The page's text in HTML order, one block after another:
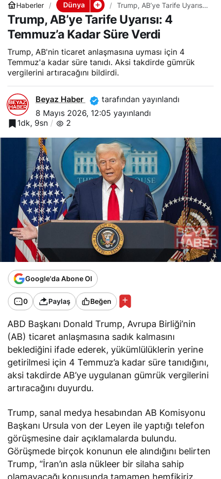
Haberler Dünya
Trump, AB’ye Tarife Uyarısı:
4 Temmuz’a Kadar Süre
Verdi
Trump, AB’ye Tarife Uyarısı: 4
Temmuz’a Kadar Süre Verdi
Trump, AB'nin ticaret anlaşmasına uyması için 4
Temmuz'a kadar süre tanıdı. Aksi takdirde gümrük
vergilerini artıracağını bildirdi.
Beyaz Haber
tarafından yayınlandı
8 Mayıs 2026, 12:05 yayınlandı
1dk, 9sn
2
Google'da Abone Ol
0 Paylaş Beğen
ABD Başkanı Donald Trump, Avrupa Birliği’nin
(AB) ticaret anlaşmasına sadık kalmasını
beklediğini ifade ederek, yükümlülüklerin yerine
getirilmesi için 4 Temmuz’a kadar süre tanıdığını,
aksi takdirde AB’ye uygulanan gümrük vergilerini
artıracağını duyurdu.
Trump, sanal medya hesabından AB Komisyonu
Başkanı Ursula von der Leyen ile yaptığı telefon
görüşmesine dair açıklamalarda bulundu.
Görüşmede birçok konunun ele alındığını belirten
Trump, “İran’ın asla nükleer bir silaha sahip
olamayacağı konusunda tamamen hemfikiriz.